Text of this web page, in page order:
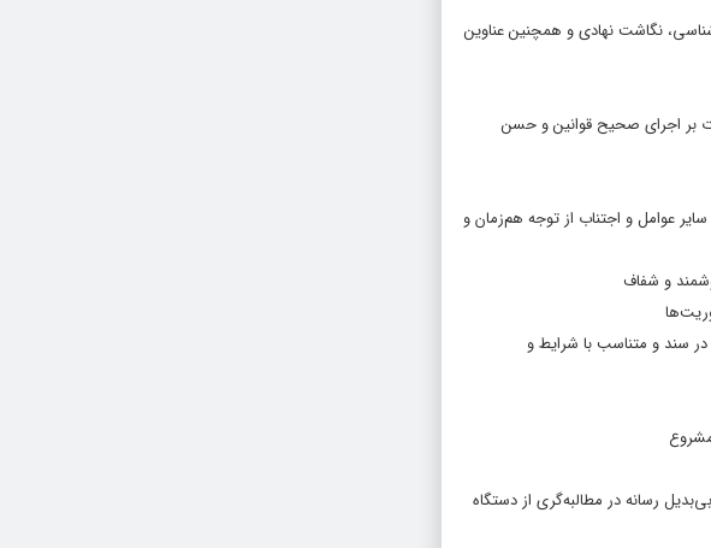
نگاشت نهادی و همچنین عناوین
بر اجرای صحیح قوانین و حسن
عوامل و اجتناب از توجه هم‌زمان و
و شفاف
در سند و متناسب با شرایط و
رسانه در مطالبه‌گری از دستگاه